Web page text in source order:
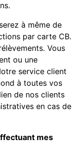
à même de
par carte CB.
Vous
ou une
service client
à toutes vos
de nos clients
en cas de
mes